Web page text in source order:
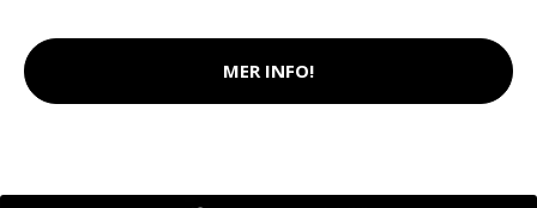
MER INFO!